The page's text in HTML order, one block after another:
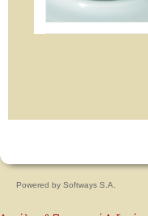
Powered by Softways S.A.